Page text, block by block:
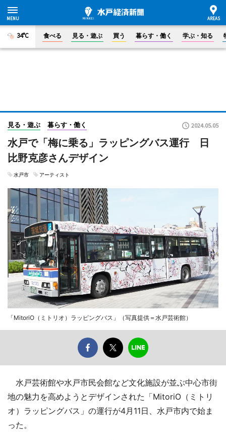
34°C 食べる 見る・遊ぶ 買う 暮らす・働く 学ぶ・知る
見る・遊ぶ 暮らす・働く 2024.05.05
水戸で「梅に乗る」ラッピングバス運行 日
比野克彦さんデザイン
水戸市 アーティスト
「MitoriO（ミトリオ）ラッピングバス」（写真提供＝水戸芸術館）
水戸芸術館や水戸市民会館など文化施設が並ぶ中心市街
地の魅力を高めようとデザインされた「MitoriO（ミトリ
オ）ラッピングバス」の運行が4月11日、水戸市内で始ま
った。